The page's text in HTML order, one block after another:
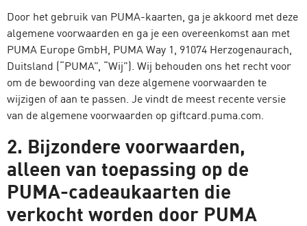
Door het gebruik van PUMA-kaarten, ga je akkoord met deze
algemene voorwaarden en ga je een overeenkomst aan met
PUMA Europe GmbH, PUMA Way 1, 91074 Herzogenaurach,
Duitsland (“PUMA”, “Wij”). Wij behouden ons het recht voor
om de bewoording van deze algemene voorwaarden te
wijzigen of aan te passen. Je vindt de meest recente versie
van de algemene voorwaarden op giftcard.puma.com.
2. Bijzondere voorwaarden,
alleen van toepassing op de
PUMA-cadeaukaarten die
verkocht worden door PUMA